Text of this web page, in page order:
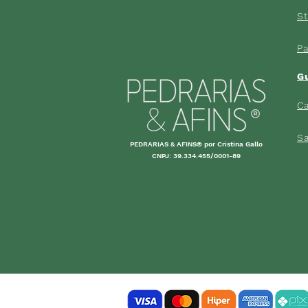
PEDRARIAS & AFINS® por Cristina Gallo
CNPJ: 39.334.455/0001-89